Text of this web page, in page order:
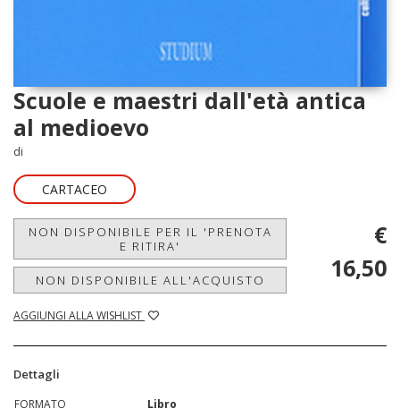
Scuole e maestri dall'età antica
al medioevo
di
CARTACEO
NON DISPONIBILE PER IL 'PRENOTA
E RITIRA'
NON DISPONIBILE ALL'ACQUISTO
AGGIUNGI ALLA WISHLIST
€
16,50
Dettagli
FORMATO
Libro